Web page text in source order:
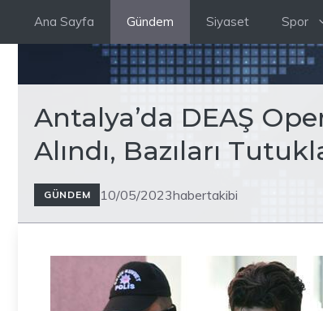
Ana Sayfa Gündem Siyaset Spor
Antalya’da DEAŞ
Alındı, Bazıları
GÜNDEM 10/05/2023habertakibi